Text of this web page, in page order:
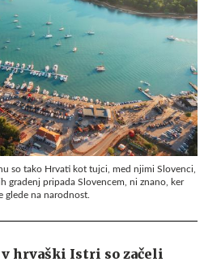
so tako Hrvati kot tujci, med njimi Slovenci,
gradenj pripada Slovencem, ni znano, ker
glede na narodnost.
hrvaški Istri so začeli